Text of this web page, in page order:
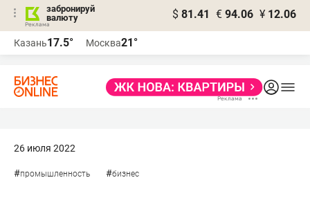
забронируй
валюту
$ 81.41 € 94.06 ¥ 12.06
Казань17.5° Москва21°
26 июля 2022
#промышленность #бизнес